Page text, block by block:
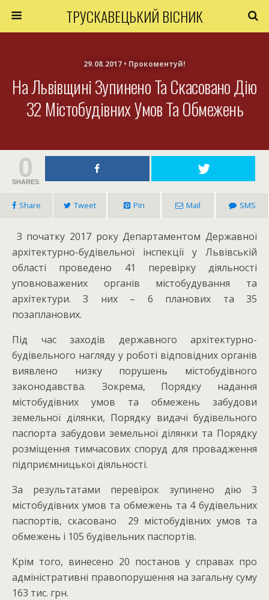
ТРУСКАВЕЦЬКИЙ ВІСНИК
29.08.2017 • Прокоментуй!
На Львівщині Зупинено Та Скасовано Дію
32 Містобудівних Умов Та Обмежень
0
SHARES
Share Tweet Pin Mail SMS
З початку 2017 року Департаментом Державної
архітектурно-будівельної інспекції у Львівській
області проведено 41 перевірку діяльності
уповноважених органів містобудування та
архітектури. З них – 6 планових та 35
позапланових.
Під час заходів державного архітектурно-
будівельного нагляду у роботі відповідних органів
виявлено низку порушень містобудівного
законодавства. Зокрема, Порядку надання
містобудівних умов та обмежень забудови
земельної ділянки, Порядку видачі будівельного
паспорта забудови земельної ділянки та Порядку
розміщення тимчасових споруд для провадження
підприємницької діяльності.
За результатами перевірок зупинено дію 3
містобудівних умов та обмежень та 4 будівельних
паспортів, скасовано 29 містобудівних умов та
обмежень і 105 будівельних паспортів.
Крім того, винесено 20 постанов у справах про
адміністративні правопорушення на загальну суму
163 тис. грн.